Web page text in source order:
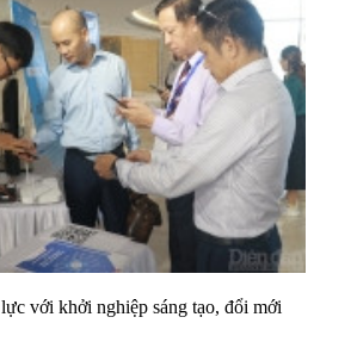
với khởi nghiệp sáng tạo, đổi mới